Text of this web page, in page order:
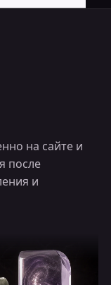
на сайте и
после
и